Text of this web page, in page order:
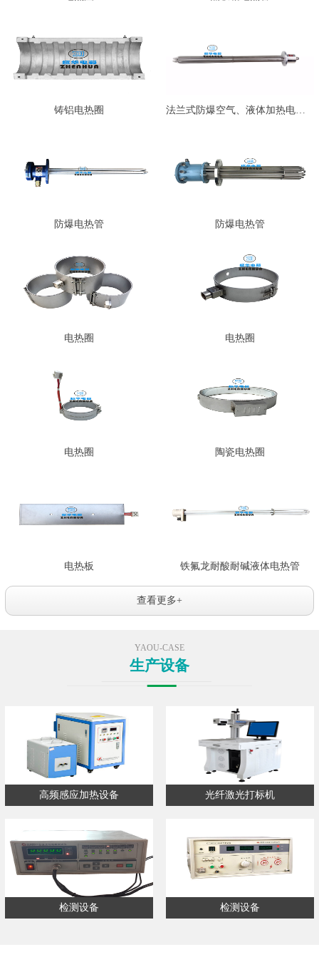
铸铝电热圈 法兰式防爆空气、液体加热电热管…
防爆电热管 防爆电热管
电热圈 电热圈
电热圈 陶瓷电热圈
电热板 铁氟龙耐酸耐碱液体电热管
查看更多+
YAOU-CASE
生产设备
高频感应加热设备 光纤激光打标机
检测设备 检测设备